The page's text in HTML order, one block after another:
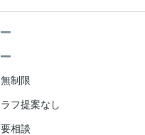
無制限
ラフ提案なし
要相談